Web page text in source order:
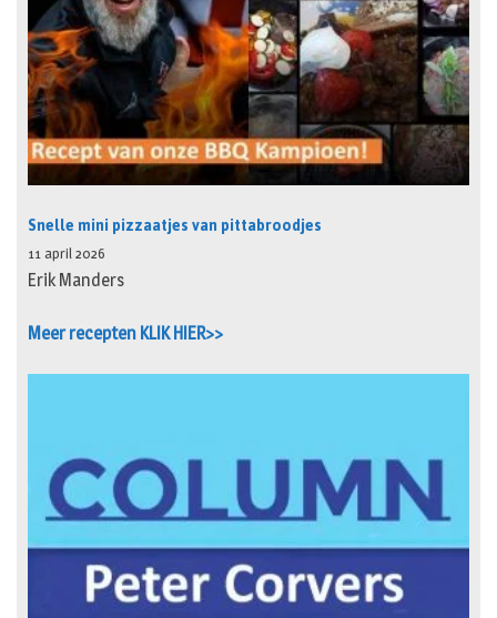
Snelle mini pizzaatjes van pittabroodjes
11 april 2026
Erik Manders
Meer recepten KLIK HIER>>